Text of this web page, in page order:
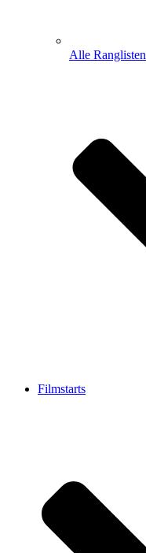
Alle Ranglisten
Filmstarts